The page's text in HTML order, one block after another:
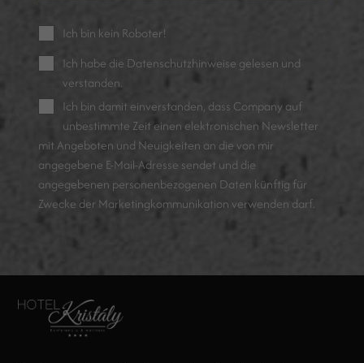
Ich bin kein Roboter!
Ich habe die Datenschutzhinweise gelesen und
verstanden.
Ich bin damit einverstanden, dass Company auf
unbestimmte Zeit einen elektronischen Newsletter
mit Angeboten und Neuigkeiten an die von mir
angegebene E-Mail-Adresse sendet und die
angegebenen personenbezogenen Daten künftig für
Zwecke der Marketingkommunikation verwenden darf.